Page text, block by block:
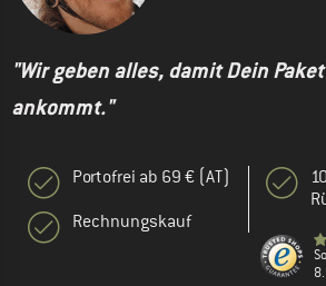
"Wir geben alles, damit Dein
ankommt."
Portofrei ab 69 € (AT)
Rechnungskauf